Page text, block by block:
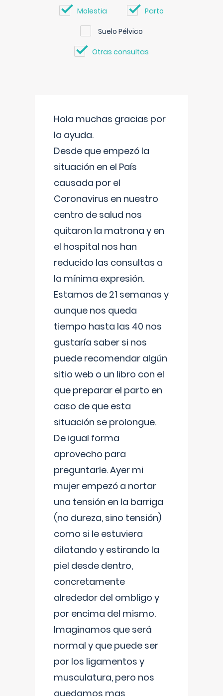
Molestia Parto
Suelo Pélvico
Otras consultas
Hola muchas gracias por
la ayuda.
Desde que empezó la
situación en el País
causada por el
Coronavirus en nuestro
centro de salud nos
quitaron la matrona y en
el hospital nos han
reducido las consultas a
la mínima expresión.
Estamos de 21 semanas y
aunque nos queda
tiempo hasta las 40 nos
gustaría saber si nos
puede recomendar algún
sitio web o un libro con el
que preparar el parto en
caso de que esta
situación se prolongue.
De igual forma
aprovecho para
preguntarle. Ayer mi
mujer empezó a nortar
una tensión en la barriga
(no dureza, sino tensión)
como si le estuviera
dilatando y estirando la
piel desde dentro,
concretamente
alrededor del ombligo y
por encima del mismo.
Imaginamos que será
normal y que puede ser
por los ligamentos y
musculatura, pero nos
quedamos mas